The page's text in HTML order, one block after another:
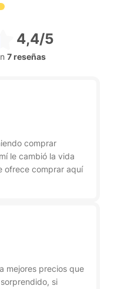
4,4/5
7 reseñas
comprar
le cambió la vida
ofrece comprar aquí
mejores precios que
si